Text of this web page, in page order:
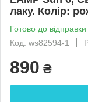
лаку. Колір:
Готово до відправки
Код: ws82594-1
890 ₴